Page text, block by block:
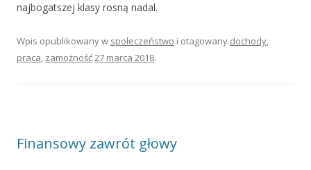
najbogatszej klasy rosną nadal.
Wpis opublikowany w społeczeństwo i otagowany dochody,
praca, zamożność27 marca 2018.
Finansowy zawrót głowy